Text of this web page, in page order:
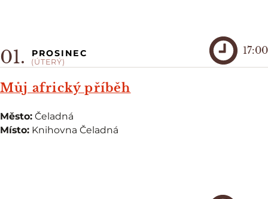
Můj africký příběh
01. PROSINEC
(ÚTERÝ)
17:00
Město: Čeladná
Místo: Knihovna Čeladná